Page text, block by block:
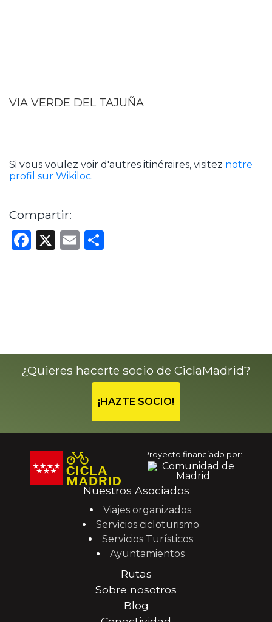
VIA VERDE DEL TAJUÑA
Si vous voulez voir d'autres itinéraires, visitez notre
profil sur Wikiloc.
Compartir:
Facebook
X Email
¿Quieres hacerte socio de CiclaMadrid?
¡HAZTE SOCIO!
Proyecto financiado por:
Nuestros Asociados
Viajes organizados
Servicios cicloturismo
Servicios Turísticos
Ayuntamientos
Rutas
Sobre nosotros
Blog